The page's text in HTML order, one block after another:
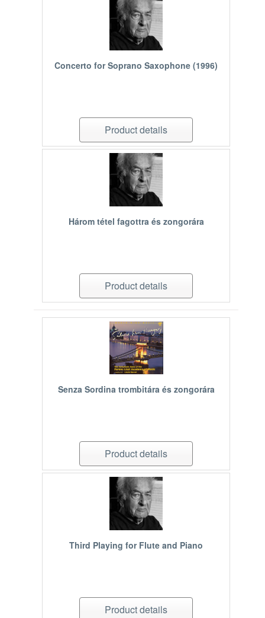
Concerto for Soprano Saxophone (1996)
Product details
Három tétel fagottra és zongorára
Product details
Senza Sordina trombitára és zongorára
Product details
Third Playing for Flute and Piano
Product details